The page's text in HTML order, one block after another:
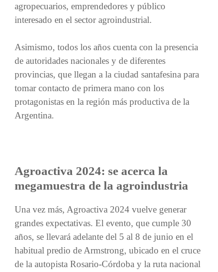
agropecuarios, emprendedores y público
interesado en el sector agroindustrial.
Asimismo, todos los años cuenta con la presencia
de autoridades nacionales y de diferentes
provincias, que llegan a la ciudad santafesina para
tomar contacto de primera mano con los
protagonistas en la región más productiva de la
Argentina.
Agroactiva 2024: se acerca la
megamuestra de la agroindustria
Una vez más, Agroactiva 2024 vuelve generar
grandes expectativas. El evento, que cumple 30
años, se llevará adelante del 5 al 8 de junio en el
habitual predio de Armstrong, ubicado en el cruce
de la autopista Rosario-Córdoba y la ruta nacional